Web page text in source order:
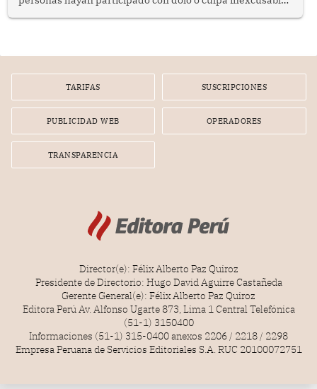
por la frustrada realización de un meet and greet con
TARIFAS SUSCRIPCIONES
PUBLICIDAD WEB OPERADORES
TRANSPARENCIA
Director(e): Félix Alberto Paz Quiroz
Presidente de Directorio: Hugo David Aguirre Castañeda
Gerente General(e): Félix Alberto Paz Quiroz
Editora Perú Av. Alfonso Ugarte 873, Lima 1 Central Telefónica
(51-1) 3150400
Informaciones (51-1) 315-0400 anexos 2206 / 2218 / 2298
Empresa Peruana de Servicios Editoriales S.A. RUC 20100072751